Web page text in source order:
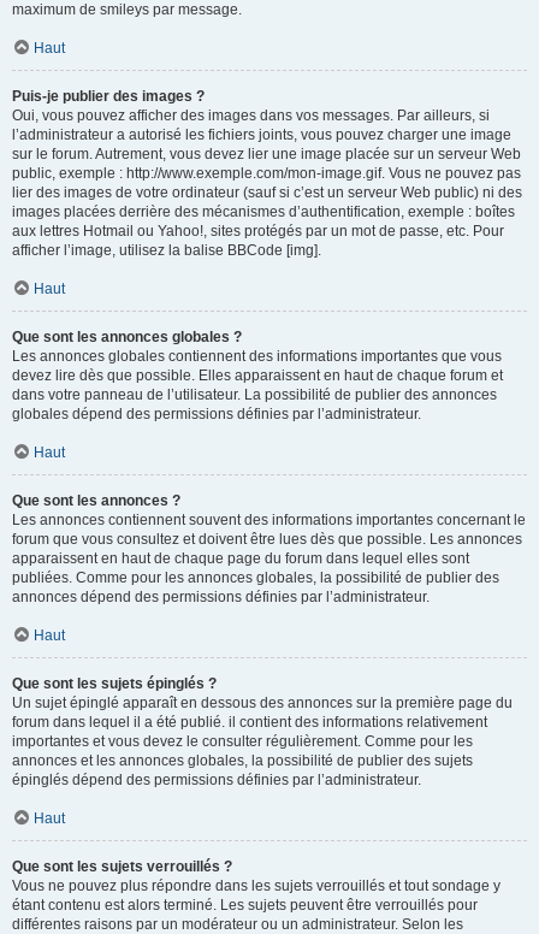
maximum de smileys par message.
Haut
Puis-je publier des images ?
Oui, vous pouvez afficher des images dans vos messages. Par ailleurs, si
l’administrateur a autorisé les fichiers joints, vous pouvez charger une image
sur le forum. Autrement, vous devez lier une image placée sur un serveur Web
public, exemple : http://www.exemple.com/mon-image.gif. Vous ne pouvez pas
lier des images de votre ordinateur (sauf si c’est un serveur Web public) ni des
images placées derrière des mécanismes d’authentification, exemple : boîtes
aux lettres Hotmail ou Yahoo!, sites protégés par un mot de passe, etc. Pour
afficher l’image, utilisez la balise BBCode [img].
Haut
Que sont les annonces globales ?
Les annonces globales contiennent des informations importantes que vous
devez lire dès que possible. Elles apparaissent en haut de chaque forum et
dans votre panneau de l’utilisateur. La possibilité de publier des annonces
globales dépend des permissions définies par l’administrateur.
Haut
Que sont les annonces ?
Les annonces contiennent souvent des informations importantes concernant le
forum que vous consultez et doivent être lues dès que possible. Les annonces
apparaissent en haut de chaque page du forum dans lequel elles sont
publiées. Comme pour les annonces globales, la possibilité de publier des
annonces dépend des permissions définies par l’administrateur.
Haut
Que sont les sujets épinglés ?
Un sujet épinglé apparaît en dessous des annonces sur la première page du
forum dans lequel il a été publié. il contient des informations relativement
importantes et vous devez le consulter régulièrement. Comme pour les
annonces et les annonces globales, la possibilité de publier des sujets
épinglés dépend des permissions définies par l’administrateur.
Haut
Que sont les sujets verrouillés ?
Vous ne pouvez plus répondre dans les sujets verrouillés et tout sondage y
étant contenu est alors terminé. Les sujets peuvent être verrouillés pour
différentes raisons par un modérateur ou un administrateur. Selon les